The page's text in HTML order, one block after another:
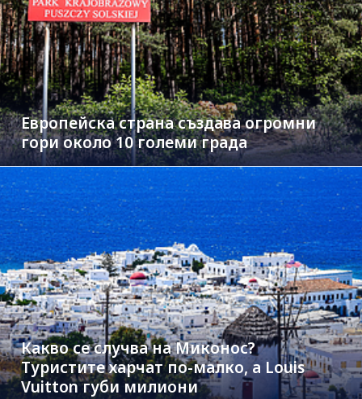
Европейска страна създава огромни
гори около 10 големи града
Какво се случва на Миконос?
Туристите харчат по-малко, а Louis
Vuitton губи милиони